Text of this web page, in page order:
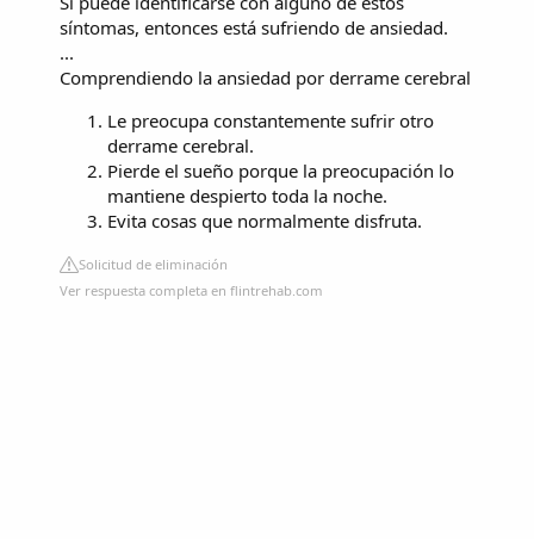
síntomas, entonces está sufriendo de ansiedad.
...
Comprendiendo la ansiedad por derrame cerebral
Le preocupa constantemente sufrir otro
derrame cerebral.
Pierde el sueño porque la preocupación lo
mantiene despierto toda la noche.
Evita cosas que normalmente disfruta.
Solicitud de eliminación
Ver respuesta completa en flintrehab.com